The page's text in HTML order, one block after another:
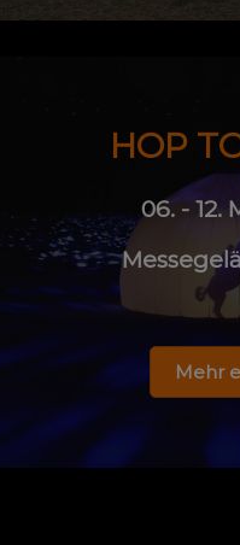
HOP
06. - 12.
Mehr